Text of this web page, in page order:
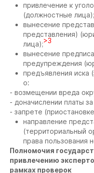
привлечение к
(должностные лица);
вынесение
представления)
лица);>3
вынесение
предупреждения
предъявления иска
о:
- возмещении вреда
- доначислении платы
- запрете
направление
(территориальный
права пользования
Полномочия
привлечению
рамках проверок